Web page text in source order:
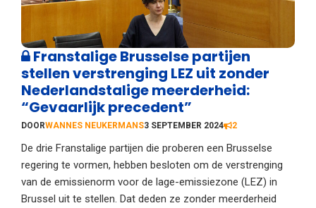
Franstalige Brusselse partijen
stellen verstrenging LEZ uit zonder
Nederlandstalige meerderheid:
“Gevaarlijk precedent”
DOORWANNES NEUKERMANS3 SEPTEMBER 2024 2
De drie Franstalige partijen die proberen een Brusselse
regering te vormen, hebben besloten om de verstrenging
van de emissienorm voor de lage-emissiezone (LEZ) in
Brussel uit te stellen. Dat deden ze zonder meerderheid